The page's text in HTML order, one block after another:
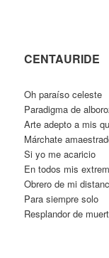
CENTAURIDE
Oh paraíso celeste
Paradigma de
Arte adepto a mis
Márchate
Si yo me acaricio
En todos mis
Obrero de mi
Para siempre solo
Resplandor de